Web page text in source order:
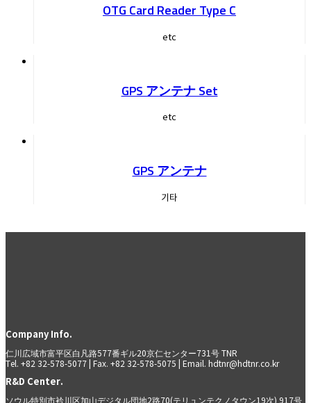
OTG Card Reader Type C
etc
GPS アンテナ Set
etc
GPS アンテナ
기타
Company Info.
仁川広域市富平区白凡路577番ギル20京仁センター731号 TNR
Tel. +82 32-578-5077 | Fax. +82 32-578-5075 | Email. hdtnr@hdtnr.co.kr
R&D Center.
ソウル特別市衿川区加山デジタル団地2路70(テリュンテクノタウン19次) 917号